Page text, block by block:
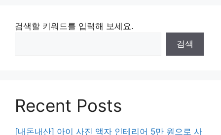
검색할 키워드를 입력해 보세요.
검색
Recent Posts
[내돈내산] 아이 사진 액자 인테리어 5만 원으로 사